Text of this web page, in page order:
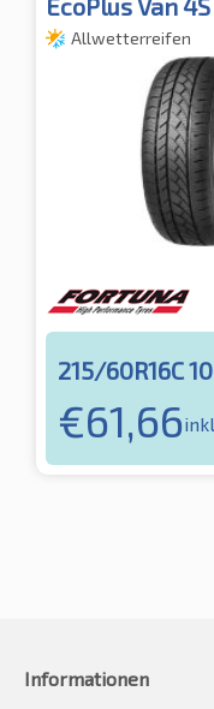
EcoPlus Van
Allwetterreifen
215/60R16C
€61,66
Informationen